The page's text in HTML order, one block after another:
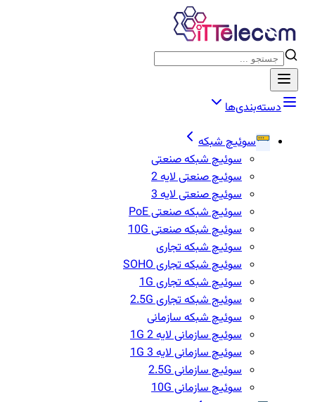
دسته‌بندی‌ها
سوئیچ شبکه
سوئیچ شبکه صنعتی
سوئیچ صنعتی لایه 2
سوئیچ صنعتی لایه 3
سوئیچ شبکه صنعتی PoE
سوئیچ شبکه صنعتی 10G
سوئیچ شبکه تجاری
سوئیچ شبکه تجاری SOHO
سوئیچ شبکه تجاری 1G
سوئیج شبکه تجاری 2.5G
سوئیچ شبکه سازمانی
سوئیچ سازمانی لایه 2 1G
سوئیچ سازمانی لایه 3 1G
سوئیچ سازمانی 2.5G
سوئیچ سازمانی 10G